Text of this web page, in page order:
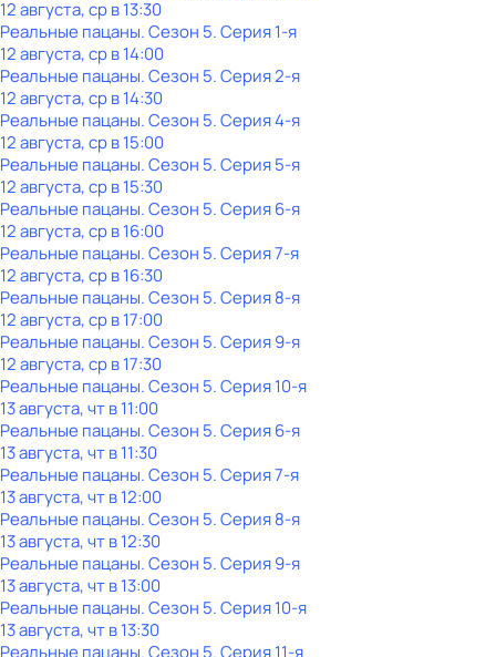
12 августа, ср в 13:30
Реальные пацаны. Сезон 5. Серия 1-я
12 августа, ср в 14:00
Реальные пацаны. Сезон 5. Серия 2-я
12 августа, ср в 14:30
Реальные пацаны. Сезон 5. Серия 4-я
12 августа, ср в 15:00
Реальные пацаны. Сезон 5. Серия 5-я
12 августа, ср в 15:30
Реальные пацаны. Сезон 5. Серия 6-я
12 августа, ср в 16:00
Реальные пацаны. Сезон 5. Серия 7-я
12 августа, ср в 16:30
Реальные пацаны. Сезон 5. Серия 8-я
12 августа, ср в 17:00
Реальные пацаны. Сезон 5. Серия 9-я
12 августа, ср в 17:30
Реальные пацаны. Сезон 5. Серия 10-я
13 августа, чт в 11:00
Реальные пацаны. Сезон 5. Серия 6-я
13 августа, чт в 11:30
Реальные пацаны. Сезон 5. Серия 7-я
13 августа, чт в 12:00
Реальные пацаны. Сезон 5. Серия 8-я
13 августа, чт в 12:30
Реальные пацаны. Сезон 5. Серия 9-я
13 августа, чт в 13:00
Реальные пацаны. Сезон 5. Серия 10-я
13 августа, чт в 13:30
Реальные пацаны. Сезон 5. Серия 11-я